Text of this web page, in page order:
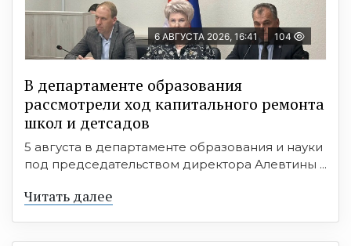
6 АВГУСТА 2026, 16:41 104
В департаменте образования
рассмотрели ход капитального ремонта
школ и детсадов
5 августа в департаменте образования и науки
под председательством директора Алевтины ...
Читать далее